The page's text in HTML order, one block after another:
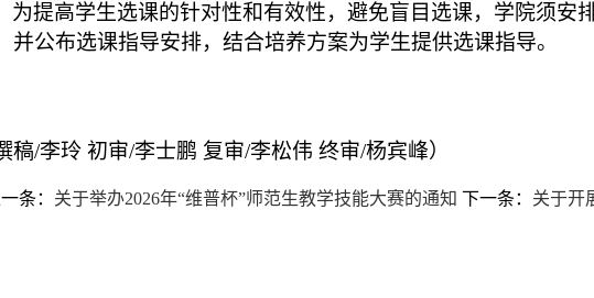
为提高学生选课的针对性和有效性，避免盲目选课， 学院须安
并公布选课指导安排， 结合培养方案为学生提供选课指导。
稿/李玲 初审/李士鹏 复审/李松伟 终审/杨宾峰）
一条： 关于举办2026年“维普杯”师范生教学技能大赛的通知 下一条： 关于开